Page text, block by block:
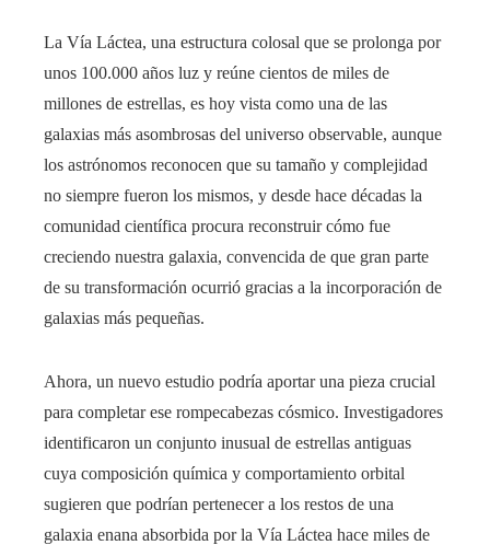
La Vía Láctea, una estructura colosal que se prolonga por
unos 100.000 años luz y reúne cientos de miles de
millones de estrellas, es hoy vista como una de las
galaxias más asombrosas del universo observable, aunque
los astrónomos reconocen que su tamaño y complejidad
no siempre fueron los mismos, y desde hace décadas la
comunidad científica procura reconstruir cómo fue
creciendo nuestra galaxia, convencida de que gran parte
de su transformación ocurrió gracias a la incorporación de
galaxias más pequeñas.
Ahora, un nuevo estudio podría aportar una pieza crucial
para completar ese rompecabezas cósmico. Investigadores
identificaron un conjunto inusual de estrellas antiguas
cuya composición química y comportamiento orbital
sugieren que podrían pertenecer a los restos de una
galaxia enana absorbida por la Vía Láctea hace miles de